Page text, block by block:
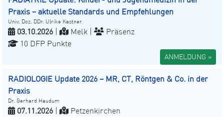
Praxis – aktuelle Standards und Empfehlungen
Univ. Doz. DDr. Ulrike Kastner
03.10.2026 Melk |
Präsenz
10 DFP Punkte
ANMELDUNG »
RADIOLOGIE Update 2026 – MR, CT, Röntgen & Co. in der
Praxis
Dr. Gerhard Haudum
07.11.2026
Petzenkirchen